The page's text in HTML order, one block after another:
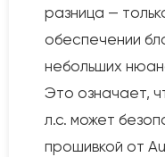
разница —
обеспечении
небольших
Это означает,
л.с. может
прошивкой от